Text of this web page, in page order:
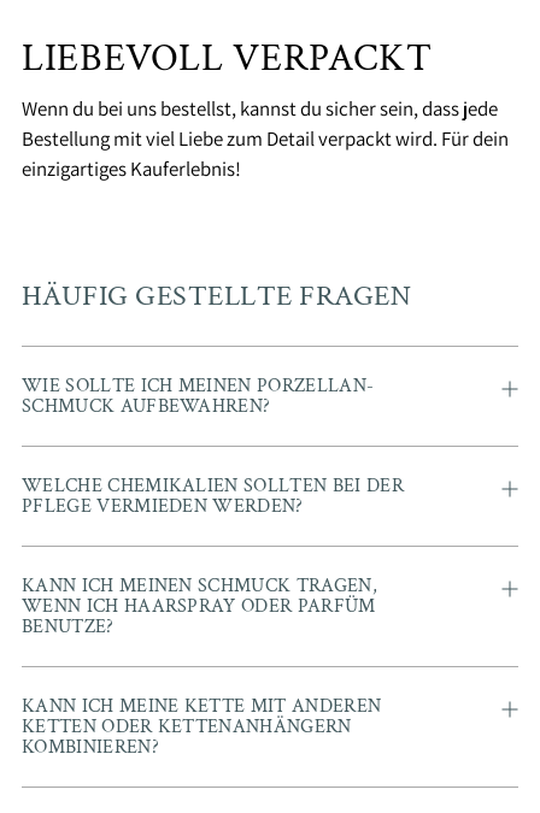
LIEBEVOLL VERPACKT
Wenn du bei uns bestellst, kannst du sicher sein, dass jede
Bestellung mit viel Liebe zum Detail verpackt wird. Für dein
einzigartiges Kauferlebnis!
HÄUFIG GESTELLTE FRAGEN
WIE SOLLTE ICH MEINEN PORZELLAN-
SCHMUCK AUFBEWAHREN?
WELCHE CHEMIKALIEN SOLLTEN BEI DER
PFLEGE VERMIEDEN WERDEN?
KANN ICH MEINEN SCHMUCK TRAGEN,
WENN ICH HAARSPRAY ODER PARFÜM
BENUTZE?
KANN ICH MEINE KETTE MIT ANDEREN
KETTEN ODER KETTENANHÄNGERN
KOMBINIEREN?